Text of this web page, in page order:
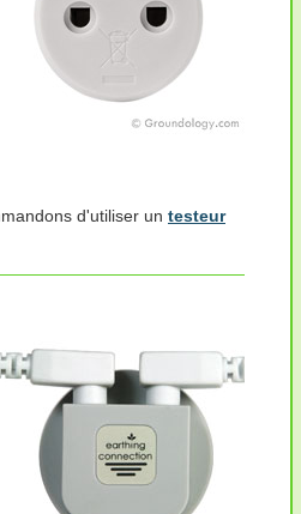
d'utiliser un testeur